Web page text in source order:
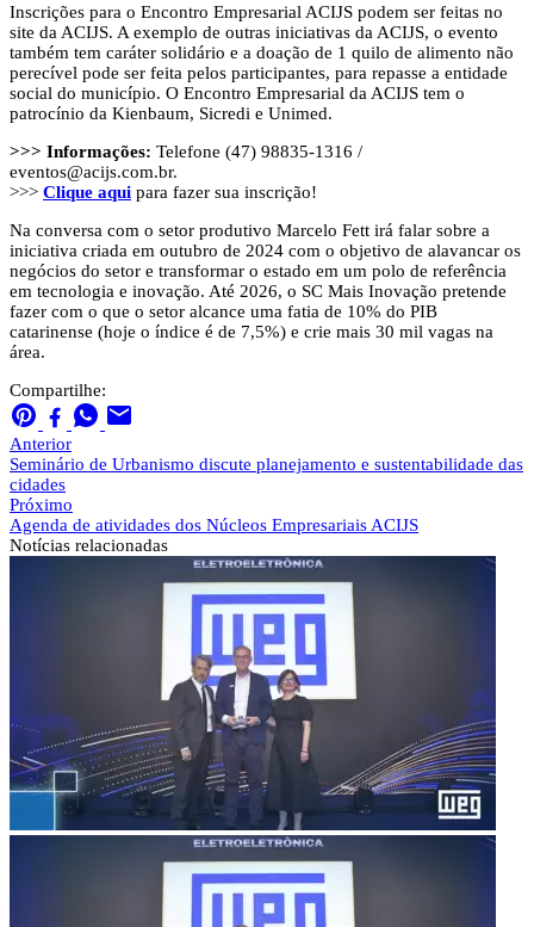
Inscrições para o Encontro Empresarial ACIJS podem ser feitas no
site da ACIJS. A exemplo de outras iniciativas da ACIJS, o evento
também tem caráter solidário e a doação de 1 quilo de alimento não
perecível pode ser feita pelos participantes, para repasse a entidade
social do município. O Encontro Empresarial da ACIJS tem o
patrocínio da Kienbaum, Sicredi e Unimed.
>>> Informações: Telefone (47) 98835-1316 /
eventos@acijs.com.br.
>>> Clique aqui para fazer sua inscrição!
Na conversa com o setor produtivo Marcelo Fett irá falar sobre a
iniciativa criada em outubro de 2024 com o objetivo de alavancar os
negócios do setor e transformar o estado em um polo de referência
em tecnologia e inovação. Até 2026, o SC Mais Inovação pretende
fazer com o que o setor alcance uma fatia de 10% do PIB
catarinense (hoje o índice é de 7,5%) e crie mais 30 mil vagas na
área.
Compartilhe:
Anterior
Seminário de Urbanismo discute planejamento e sustentabilidade das
cidades
Próximo
Agenda de atividades dos Núcleos Empresariais ACIJS
Notícias relacionadas